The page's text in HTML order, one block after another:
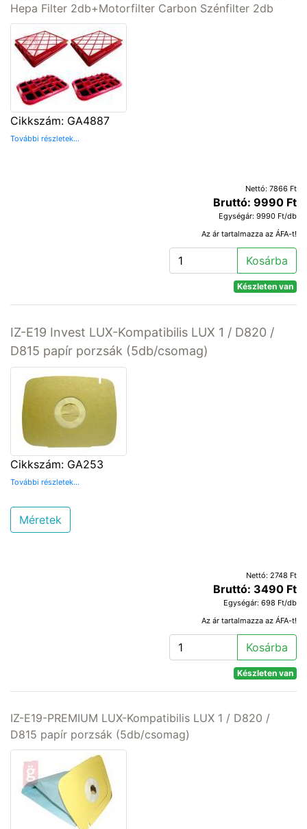
Hepa Filter 2db+Motorfilter Carbon Szénfilter 2db
Cikkszám: GA4887
További részletek...
Nettó: 7866 Ft
Bruttó: 9990 Ft
Egységár: 9990 Ft/db
Az ár tartalmazza az ÁFA-t!
Kosárba
Készleten van
IZ-E19 Invest LUX-Kompatibilis LUX 1 / D820 /
D815 papír porzsák (5db/csomag)
Cikkszám: GA253
További részletek...
Méretek
Nettó: 2748 Ft
Bruttó: 3490 Ft
Egységár: 698 Ft/db
Az ár tartalmazza az ÁFA-t!
Kosárba
Készleten van
IZ-E19-PREMIUM LUX-Kompatibilis LUX 1 / D820 /
D815 papír porzsák (5db/csomag)